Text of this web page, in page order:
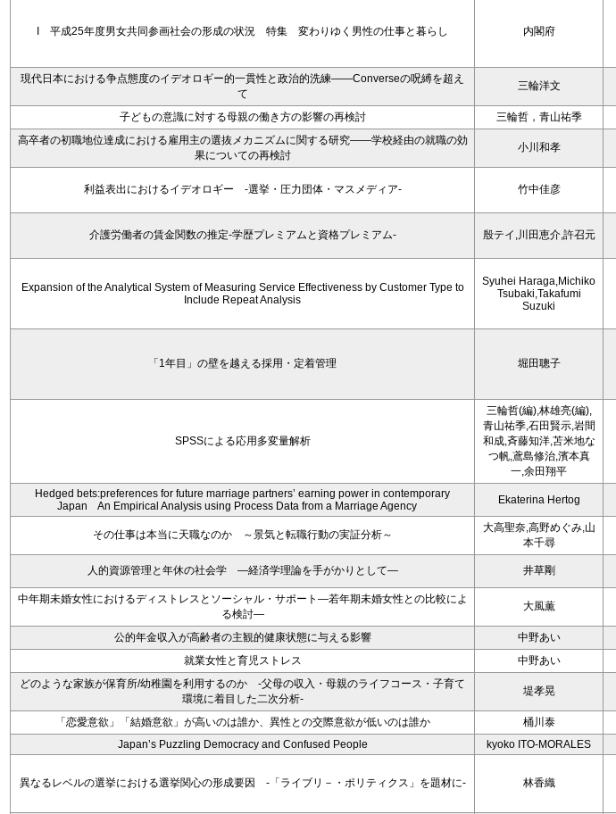
I 平成25年度男女共同参画社会の形成の状況 特集 変わりゆく男性の仕事と暮らし 内閣府
現代日本における争点態度のイデオロギー的一貫性と政治的洗練――Converseの呪縛を超え
て
三輪洋文
子どもの意識に対する母親の働き方の影響の再検討 三輪哲，青山祐季
高卒者の初職地位達成における雇用主の選抜メカニズムに関する研究――学校経由の就職の効
果についての再検討
小川和孝
利益表出におけるイデオロギー -選挙・圧力団体・マスメディア- 竹中佳彦
介護労働者の賃金関数の推定-学歴プレミアムと資格プレミアム- 殷テイ,川田恵介,許召元
Expansion of the Analytical System of Measuring Service Effectiveness by Customer Type to
Include Repeat Analysis
Syuhei Haraga,Michiko
Tsubaki,Takafumi
Suzuki
「1年目」の壁を越える採用・定着管理 堀田聰子
SPSSによる応用多変量解析
三輪哲(編),林雄亮(編),
青山祐季,石田賢示,岩間
和成,斉藤知洋,苫米地な
つ帆,鳶島修治,濱本真
一,余田翔平
Hedged bets:preferences for future marriage partners’ earning power in contemporary
Japan An Empirical Analysis using Process Data from a Marriage Agency
Ekaterina Hertog
その仕事は本当に天職なのか ～景気と転職行動の実証分析～
大高聖奈,高野めぐみ,山
本千尋
人的資源管理と年休の社会学 ―経済学理論を手がかりとして― 井草剛
中年期未婚女性におけるディストレスとソーシャル・サポート―若年期未婚女性との比較によ
る検討―
大風薫
公的年金収入が高齢者の主観的健康状態に与える影響 中野あい
就業女性と育児ストレス
中野あい
どのような家族が保育所/幼稚園を利用するのか -父母の収入・母親のライフコース・子育て
環境に着目した二次分析-
堤孝晃
「恋愛意欲」「結婚意欲」が高いのは誰か、異性との交際意欲が低いのは誰か 桶川泰
Japan’s Puzzling Democracy and Confused People
kyoko ITO-MORALES
異なるレベルの選挙における選挙関心の形成要因 -「ライブリ－・ポリティクス」を題材に- 林香織